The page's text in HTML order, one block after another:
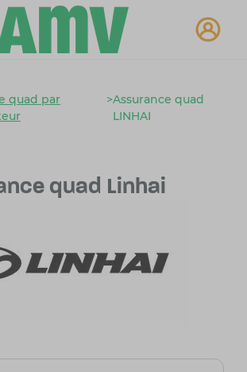
quad par
>Assurance quad
LINHAI
quad Linhai